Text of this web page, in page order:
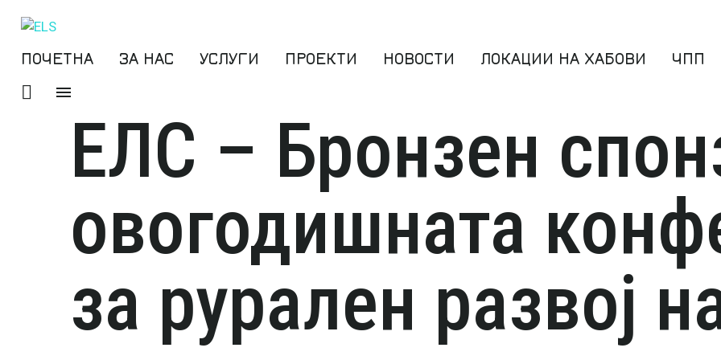
ПОЧЕТНА ЗА НАС УСЛУГИ ПРОЕКТИ НОВОСТИ ЛОКАЦИИ НА ХАБОВИ ЧПП
ЕЛС – Бронзен
овогодишната
за рурален развој